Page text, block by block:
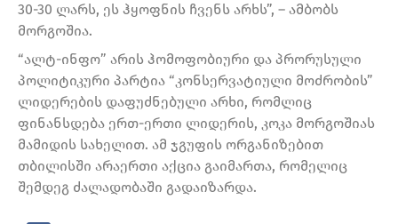
30-30 ლარს, ეს ჰყოფნის ჩვენს არხს”, – ამბობს
მორგოშია.
“ალტ-ინფო” არის ჰომოფობიური და პრორუსული
პოლიტიკური პარტია “კონსერვატიული მოძრობის”
ლიდერების დაფუძნებული არხი, რომლიც
ფინანსდება ერთ-ერთი ლიდერის, კოკა მორგოშიას
მამიდის სახელით. ამ ჯგუფის ორგანიზებით
თბილისში არაერთი აქცია გაიმართა, რომელიც
შემდეგ ძალადობაში გადაიზარდა.